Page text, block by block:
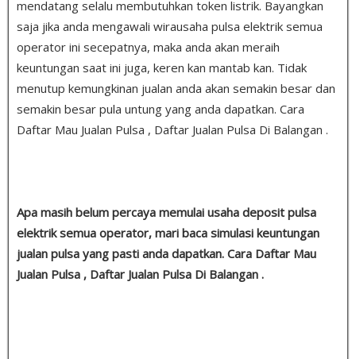
mendatang selalu membutuhkan token listrik. Bayangkan
saja jika anda mengawali wirausaha pulsa elektrik semua
operator ini secepatnya, maka anda akan meraih
keuntungan saat ini juga, keren kan mantab kan. Tidak
menutup kemungkinan jualan anda akan semakin besar dan
semakin besar pula untung yang anda dapatkan. Cara
Daftar Mau Jualan Pulsa , Daftar Jualan Pulsa Di Balangan .
Apa masih belum percaya memulai usaha deposit pulsa
elektrik semua operator, mari baca simulasi keuntungan
jualan pulsa yang pasti anda dapatkan. Cara Daftar Mau
Jualan Pulsa , Daftar Jualan Pulsa Di Balangan .